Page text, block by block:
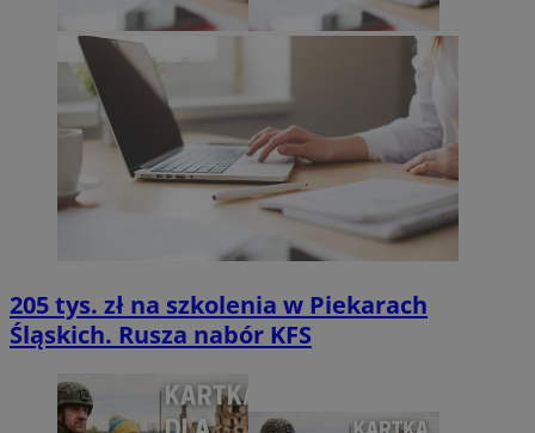
205 tys. zł na szkolenia w Piekarach
Śląskich. Rusza nabór KFS